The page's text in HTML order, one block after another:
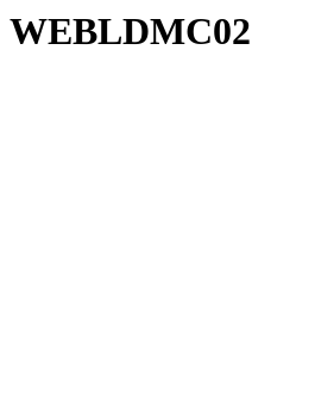
WEBLDMC02